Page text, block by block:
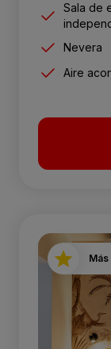
Sala de
Nevera
Aire